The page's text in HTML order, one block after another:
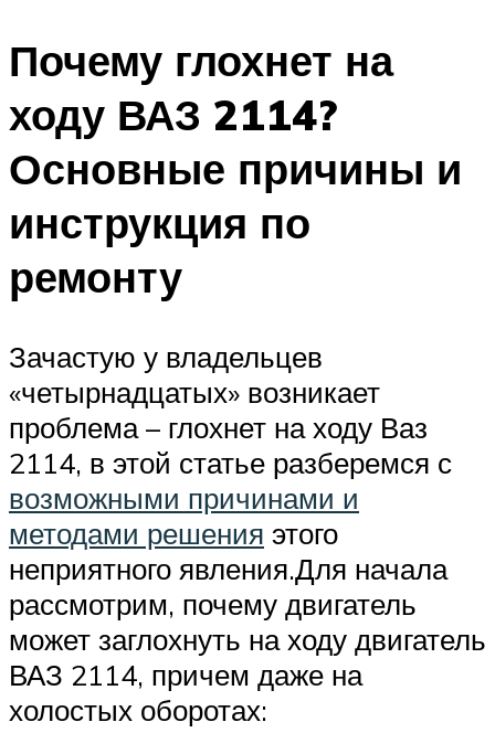
Почему глохнет на
ходу ВАЗ 2114?
Основные причины и
инструкция по
ремонту
Зачастую у владельцев
«четырнадцатых» возникает
проблема – глохнет на ходу Ваз
2114, в этой статье разберемся с
возможными причинами и
методами решения этого
неприятного явления.Для начала
рассмотрим, почему двигатель
может заглохнуть на ходу двигатель
ВАЗ 2114, причем даже на
холостых оборотах: